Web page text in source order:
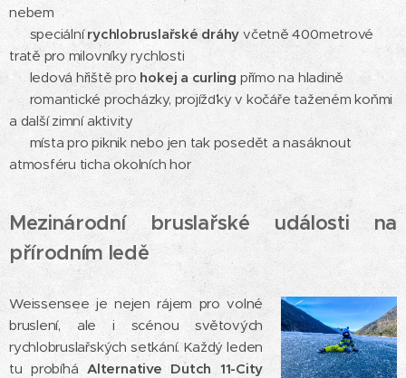
nebem
✨ speciálnírychlobruslařské dráhy včetně 400metrové
tratě pro milovníky rychlosti
✨ ledová hřiště pro hokej a curling přímo na hladině
✨ romantické procházky, projížďky v kočáře taženém koňmi
a další zimní aktivity
✨ místa pro piknik nebo jen tak posedět a nasáknout
atmosféru ticha okolních hor 🌨️⛸️
Mezinárodní bruslařské události na
přírodním ledě
Weissensee je nejen rájem pro volné
bruslení, ale i scénou světových
rychlobruslařských setkání. Každý leden
tu probíháAlternative Dutch 11-City